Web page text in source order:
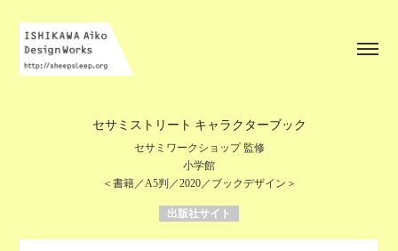
セサミストリート キャラクターブック
セサミワークショップ 監修
小学館
＜書籍／A5判／2020／ブックデザイン＞
出版社サイト